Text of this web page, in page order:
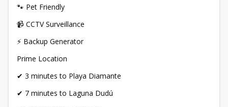
🐾 Pet Friendly
📹 CCTV Surveillance
⚡ Backup Generator
Prime Location
✔ 3 minutes to Playa Diamante
✔ 7 minutes to Laguna Dudú